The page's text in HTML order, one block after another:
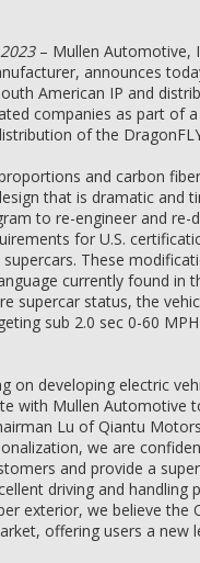
– Mullen Automotive,
announces
American IP and
companies as part of
of the
and carbon
that is dramatic and
to re-engineer and re-
for U.S.
These
currently found in
supercar status, the
sub 2.0 sec 0-60
on developing electric
with Mullen Automotive
Lu of Qiantu
we are
and provide a
driving and handling
exterior, we believe the
offering users a new